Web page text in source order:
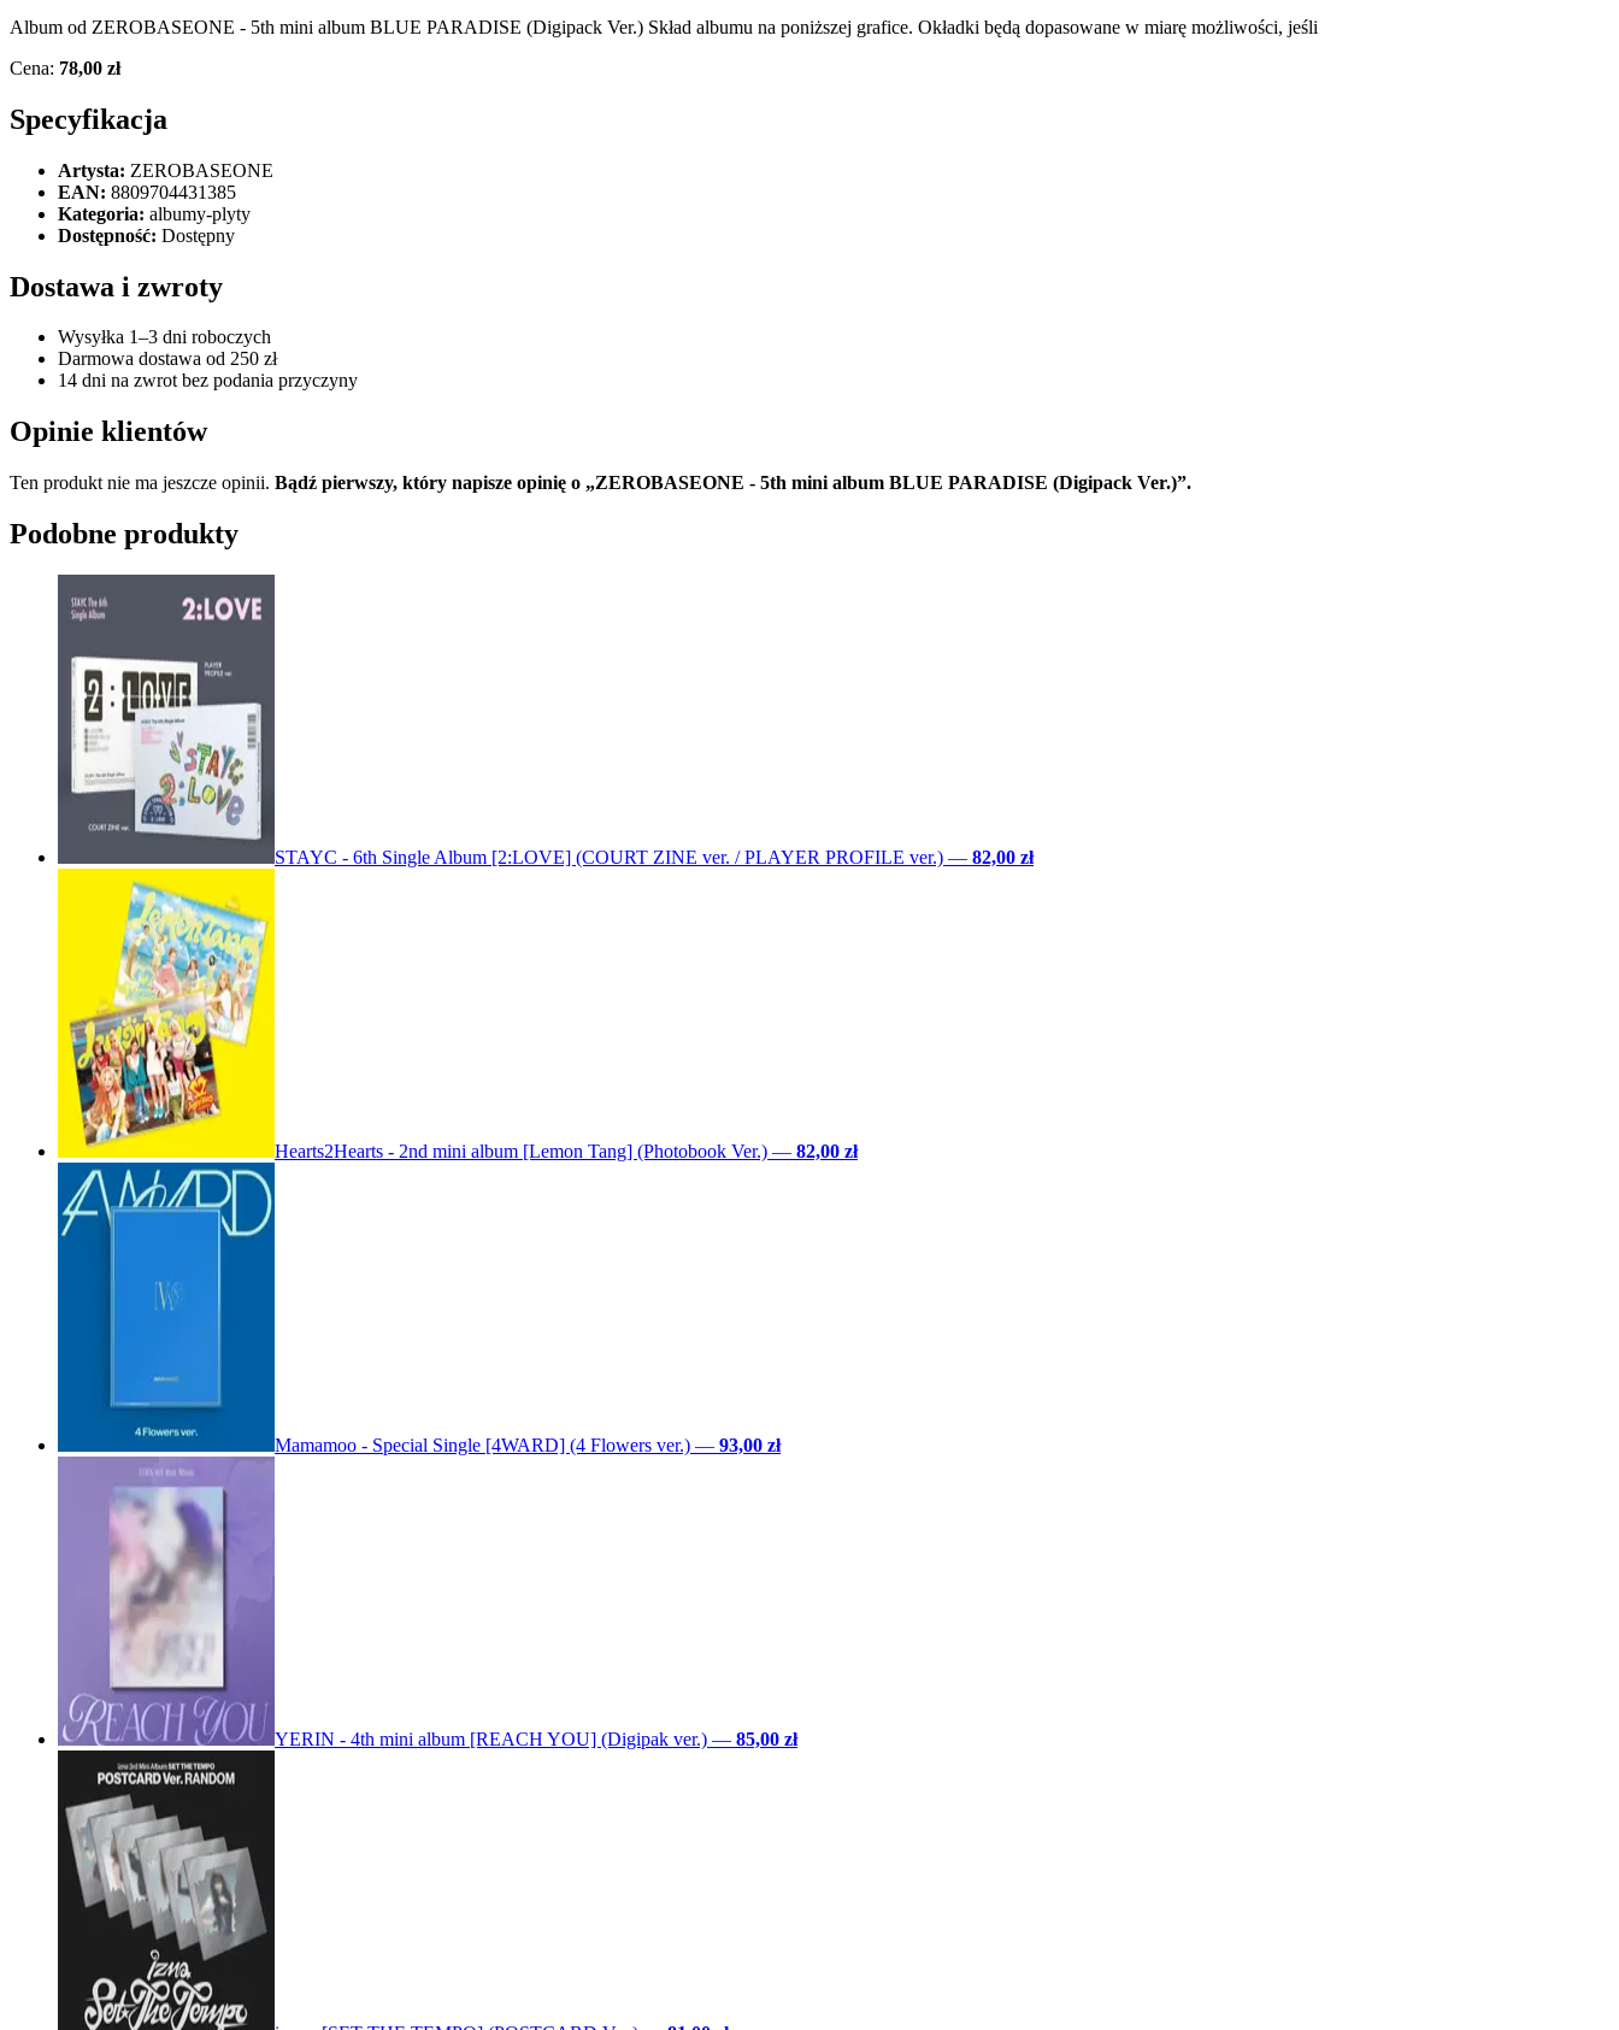
Album od ZEROBASEONE - 5th mini album BLUE PARADISE (Digipack Ver.) Skład albumu na poniższej grafice. Okładki będą dopasowane w miarę możliwości, jeśli
Cena: 78,00 zł
Specyfikacja
Artysta: ZEROBASEONE
EAN: 8809704431385
Kategoria: albumy-plyty
Dostępność: Dostępny
Dostawa i zwroty
Wysyłka 1–3 dni roboczych
Darmowa dostawa od 250 zł
14 dni na zwrot bez podania przyczyny
Opinie klientów
Ten produkt nie ma jeszcze opinii. Bądź pierwszy, który napisze opinię o „ZEROBASEONE - 5th mini album BLUE PARADISE (Digipack Ver.)”.
Podobne produkty
STAYC - 6th Single Album [2:LOVE] (COURT ZINE ver. / PLAYER PROFILE ver.) — 82,00 zł
Hearts2Hearts - 2nd mini album [Lemon Tang] (Photobook Ver.) — 82,00 zł
Mamamoo - Special Single [4WARD] (4 Flowers ver.) — 93,00 zł
YERIN - 4th mini album [REACH YOU] (Digipak ver.) — 85,00 zł